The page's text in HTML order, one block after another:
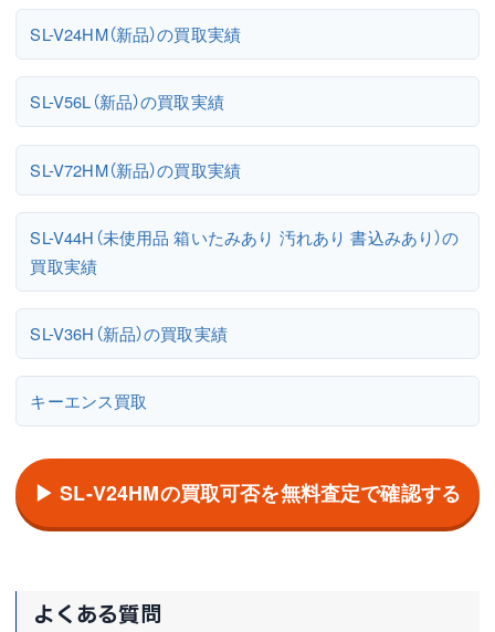
SL-V24HM（新品）の買取実績
SL-V56L（新品）の買取実績
SL-V72HM（新品）の買取実績
SL-V44H（未使用品 箱いたみあり 汚れあり 書込みあり）の
買取実績
SL-V36H（新品）の買取実績
キーエンス買取
▶ SL-V24HMの買取可否を無料査定で確認する
よくある質問